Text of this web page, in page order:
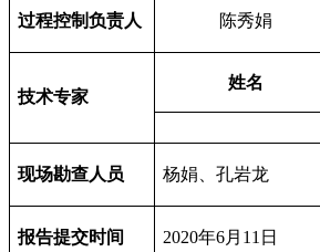
过程控制负责人 陈秀娟
技术专家
姓名
现场勘查人员 杨娟、孔岩龙
报告提交时间 2020年6月 11 日